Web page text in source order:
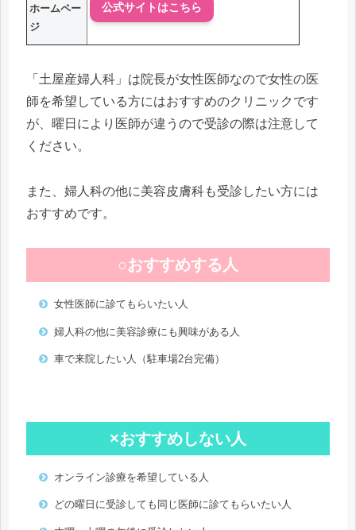
ホームペー
ジ
公式サイトはこちら
「土屋産婦人科」は院長が女性医師なので女性の医
師を希望している方にはおすすめのクリニックです
が、曜日により医師が違うので受診の際は注意して
ください。
また、婦人科の他に美容皮膚科も受診したい方には
おすすめです。
○おすすめする人
女性医師に診てもらいたい人
婦人科の他に美容診療にも興味がある人
車で来院したい人（駐車場2台完備）
×おすすめしない人
オンライン診療を希望している人
どの曜日に受診しても同じ医師に診てもらいたい人